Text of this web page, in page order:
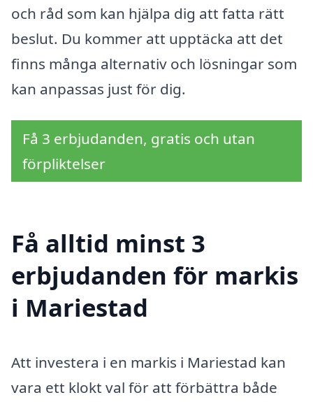
och råd som kan hjälpa dig att fatta rätt
beslut. Du kommer att upptäcka att det
finns många alternativ och lösningar som
kan anpassas just för dig.
Få 3 erbjudanden, gratis och utan
förpliktelser
Få alltid minst 3
erbjudanden för markis
i Mariestad
Att investera i en markis i Mariestad kan
vara ett klokt val för att förbättra både